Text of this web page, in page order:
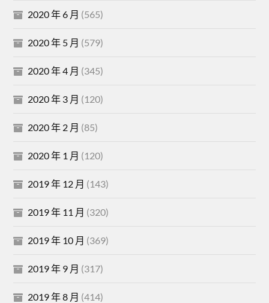
2020 年 6 月 (565)
2020 年 5 月 (579)
2020 年 4 月 (345)
2020 年 3 月 (120)
2020 年 2 月 (85)
2020 年 1 月 (120)
2019 年 12 月 (143)
2019 年 11 月 (320)
2019 年 10 月 (369)
2019 年 9 月 (317)
2019 年 8 月 (414)